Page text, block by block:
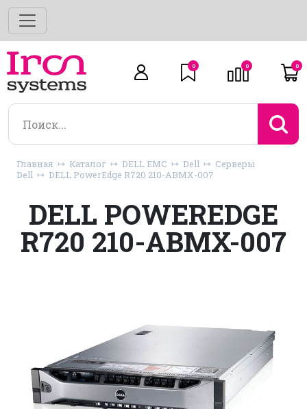
0 0 0
Главная Каталог DELL EMC Dell
Серверы
Dell
DELL PowerEdge R720 210-ABMX-007
DELL POWEREDGE
R720 210-ABMX-007